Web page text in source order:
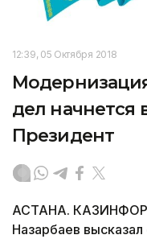
12:39, 05 Октября 2018
дел начнется
Президент
АСТАНА.
Назарбаев